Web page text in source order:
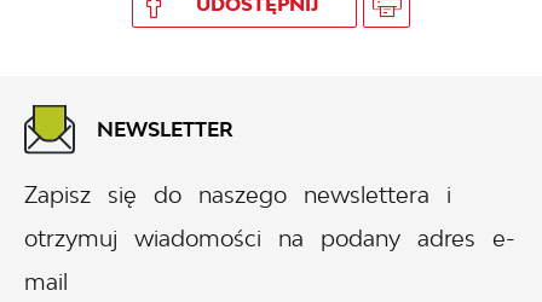
NEWSLETTER
Zapisz się do naszego newslettera i
otrzymuj wiadomości na podany adres e-
mail